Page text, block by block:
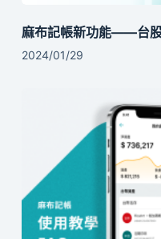
麻布記帳新功能——台
2024/01/29